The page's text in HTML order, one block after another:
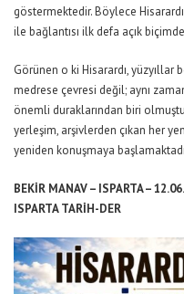
göstermektedir. Böylece
ile bağlantısı ilk defa açık
Görünen o ki Hisarardı,
medrese çevresi değil; aynı
önemli duraklarından biri
yerleşim, arşivlerden çıkan her
yeniden konuşmaya
BEKİR MANAV – ISPARTA –
ISPARTA TARİH-DER